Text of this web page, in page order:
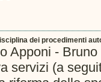
dei procedimenti
Apponi -
servizi (a